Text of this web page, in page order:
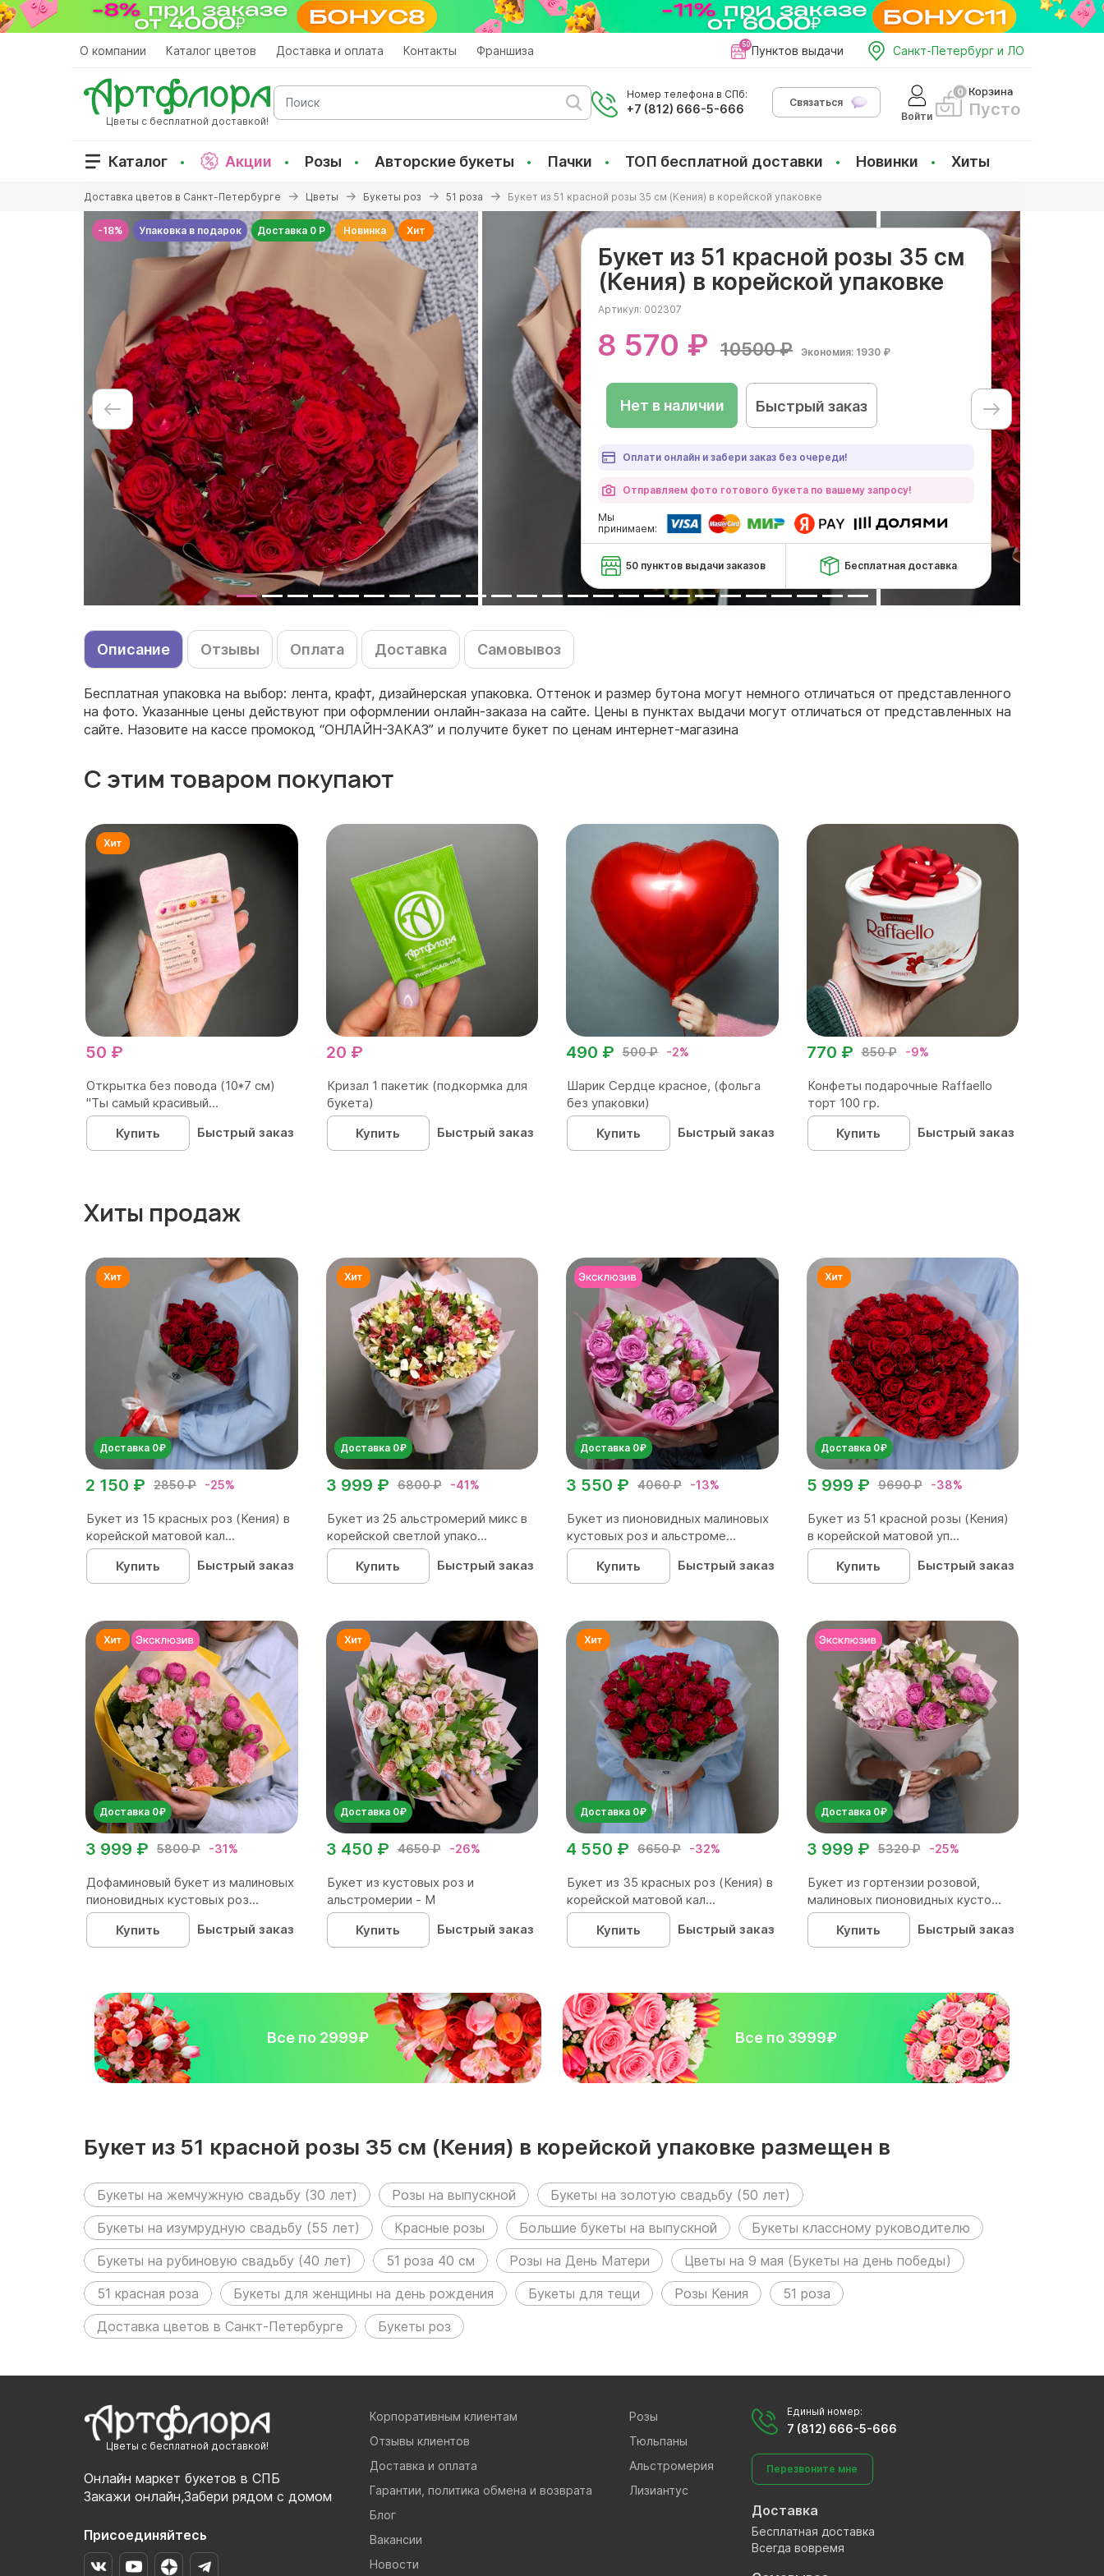
Перейти
к
О компании Каталог цветов Доставка и оплата Контакты Франшиза Пунктов выдачи Санкт-Петербург и ЛО
Цветы с бесплатной доставкой!
Поиск
Номер телефона в СПб:
+7 (812) 666-5-666
Связаться
Войти
Корзина
Пусто
Каталог Акции Розы Авторские букеты Пачки ТОП бесплатной доставки Новинки Хиты
здесь
Доставка цветов в Санкт-Петербурге Цветы Букеты роз 51 роза Букет из 51 красной розы 35 см (Кения) в корейской упаковке
-18% Упаковка в подарок Доставка 0 Р Новинка Хит
Букет из 51 красной розы 35 см
(Кения) в корейской упаковке
Артикул: 002307
8 570 ₽ 10500 ₽ Экономия: 1930 ₽
Нет в наличии Быстрый заказ
Оплати онлайн и забери заказ без очереди!
Отправляем фото готового букета по вашему запросу!
Мы
принимаем:
50 пунктов выдачи заказов Бесплатная доставка
Описание Отзывы Оплата Доставка Самовывоз
Бесплатная упаковка на выбор: лента, крафт, дизайнерская упаковка. Оттенок и размер бутона могут немного отличаться от представленного
на фото. Указанные цены действуют при оформлении онлайн-заказа на сайте. Цены в пунктах выдачи могут отличаться от представленных на
сайте. Назовите на кассе промокод “ОНЛАЙН-ЗАКАЗ” и получите букет по ценам интернет-магазина
С этим товаром покупают
50 ₽
Открытка без повода (10*7 см)
"Ты самый красивый...
Купить
Быстрый заказ
20 ₽
Кризал 1 пакетик (подкормка для
букета)
Купить
Быстрый заказ
500 ₽ -2%
490 ₽
Шарик Сердце красное, (фольга
без упаковки)
Купить
Быстрый заказ
850 ₽ -9%
770 ₽
Конфеты подарочные Raffaello
торт 100 гр.
Купить
Быстрый заказ
Хиты продаж
Доставка 0₽
2850 ₽ -25%
2 150 ₽
Букет из 15 красных роз (Кения) в
корейской матовой кал...
Купить
Быстрый заказ
Доставка 0₽
6800 ₽ -41%
3 999 ₽
Букет из 25 альстромерий микс в
корейской светлой упако...
Купить
Быстрый заказ
Доставка 0₽
4060 ₽ -13%
3 550 ₽
Букет из пионовидных малиновых
кустовых роз и альстроме...
Купить
Быстрый заказ
Доставка 0₽
9690 ₽ -38%
5 999 ₽
Букет из 51 красной розы (Кения)
в корейской матовой уп...
Купить
Быстрый заказ
Доставка 0₽
5800 ₽ -31%
3 999 ₽
Дофаминовый букет из малиновых
пионовидных кустовых роз...
Купить
Быстрый заказ
Доставка 0₽
4650 ₽ -26%
3 450 ₽
Букет из кустовых роз и
альстромерии - М
Купить
Быстрый заказ
Доставка 0₽
6650 ₽ -32%
4 550 ₽
Букет из 35 красных роз (Кения) в
корейской матовой кал...
Купить
Быстрый заказ
Доставка 0₽
5320 ₽ -25%
3 999 ₽
Букет из гортензии розовой,
малиновых пионовидных кусто...
Купить
Быстрый заказ
Все по 2999₽ Все по 3999₽
Букет из 51 красной розы 35 см (Кения) в корейской упаковке размещен в
следующих разделах:
Букеты на жемчужную свадьбу (30 лет) Розы на выпускной
Букеты на золотую свадьбу (50 лет)
Букеты на изумрудную свадьбу (55 лет)
Красные розы Большие букеты на выпускной
Букеты классному руководителю
Букеты на рубиновую свадьбу (40 лет)
51 роза 40 см Розы на День Матери
Цветы на 9 мая (Букеты на день победы)
51 красная роза
Букеты для женщины на день рождения Букеты для тещи Розы Кения
51 роза
Доставка цветов в Санкт-Петербурге
Букеты роз
Цветы с бесплатной доставкой!
Онлайн маркет букетов в СПБ
Закажи онлайн,Забери рядом с домом
Присоединяйтесь
Корпоративным клиентам
Отзывы клиентов
Доставка и оплата
Гарантии, политика обмена и возврата
Блог
Вакансии
Новости
Розы
Тюльпаны
Альстромерия
Лизиантус
Единый номер:
7 (812) 666-5-666
Перезвоните мне
Доставка
Бесплатная доставка
Всегда вовремя